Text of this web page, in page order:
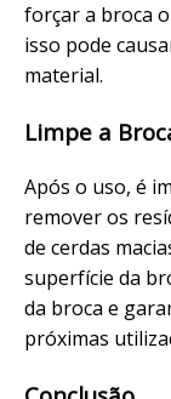
forçar a broca
isso pode
material.
Limpe a
Após o uso, é
remover os
de cerdas
superfície da
da broca e
próximas